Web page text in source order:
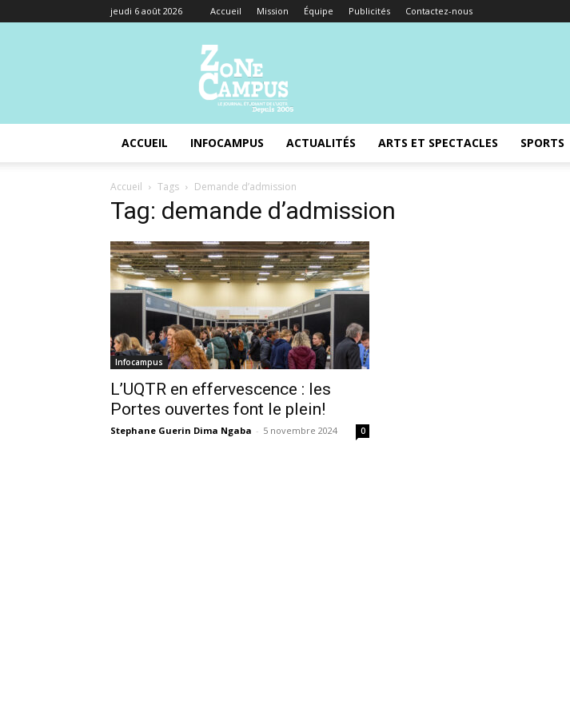
jeudi 6 août 2026 Accueil Mission Équipe Publicités Contactez-nous
Campus
ACCUEIL INFOCAMPUS ACTUALITÉS ARTS ET SPECTACLES SPORTS
Accueil Tags Demande d’admission
Tag: demande d’admission
Infocampus
L’UQTR en effervescence : les
Portes ouvertes font le plein!
Stephane Guerin Dima Ngaba - 5 novembre 2024 0